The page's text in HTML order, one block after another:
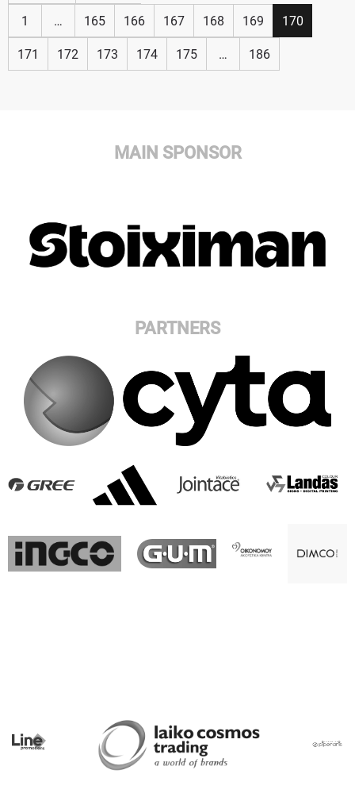
1 … 165 166 167 168 169 170
171 172 173 174 175 … 186
MAIN SPONSOR
PARTNERS